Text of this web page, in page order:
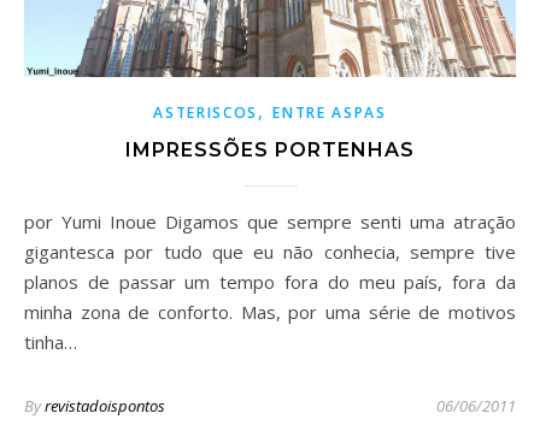
ASTERISCOS ,ENTRE ASPAS
IMPRESSÕES PORTENHAS
por Yumi Inoue Digamos que sempre senti uma atração
gigantesca por tudo que eu não conhecia, sempre tive
planos de passar um tempo fora do meu país, fora da
minha zona de conforto. Mas, por uma série de motivos
tinha…
Byrevistadoispontos 06/06/2011